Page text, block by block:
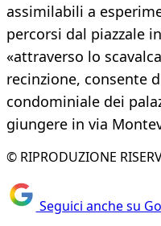
assimilabili a
percorsi dal piazzale
«attraverso lo
recinzione, consente
condominiale dei
giungere in via
© RIPRODUZIONE
Seguici anche su